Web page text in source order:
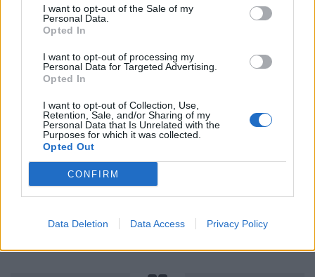
I want to opt-out of the Sale of my
Personal Data.
Opted In
I want to opt-out of processing my
Personal Data for Targeted Advertising.
Opted In
I want to opt-out of Collection, Use,
Retention, Sale, and/or Sharing of my
Personal Data that Is Unrelated with the
Purposes for which it was collected.
Opted Out
CONFIRM
Data Deletion Data Access Privacy Policy
προκαλεί θλίψη.
οικογένειά του & στους συναδέλφους
— Varvitsiotis Miltiadis
(@MVarvitsiotis)